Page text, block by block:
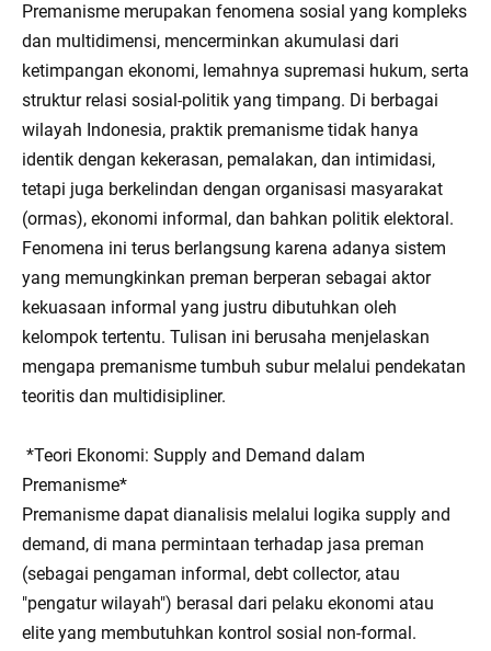
Premanisme merupakan fenomena sosial yang kompleks
dan multidimensi, mencerminkan akumulasi dari
ketimpangan ekonomi, lemahnya supremasi hukum, serta
struktur relasi sosial-politik yang timpang. Di berbagai
wilayah Indonesia, praktik premanisme tidak hanya
identik dengan kekerasan, pemalakan, dan intimidasi,
tetapi juga berkelindan dengan organisasi masyarakat
(ormas), ekonomi informal, dan bahkan politik elektoral.
Fenomena ini terus berlangsung karena adanya sistem
yang memungkinkan preman berperan sebagai aktor
kekuasaan informal yang justru dibutuhkan oleh
kelompok tertentu. Tulisan ini berusaha menjelaskan
mengapa premanisme tumbuh subur melalui pendekatan
teoritis dan multidisipliner.
*Teori Ekonomi: Supply and Demand dalam
Premanisme*
Premanisme dapat dianalisis melalui logika supply and
demand, di mana permintaan terhadap jasa preman
(sebagai pengaman informal, debt collector, atau
"pengatur wilayah") berasal dari pelaku ekonomi atau
elite yang membutuhkan kontrol sosial non-formal.